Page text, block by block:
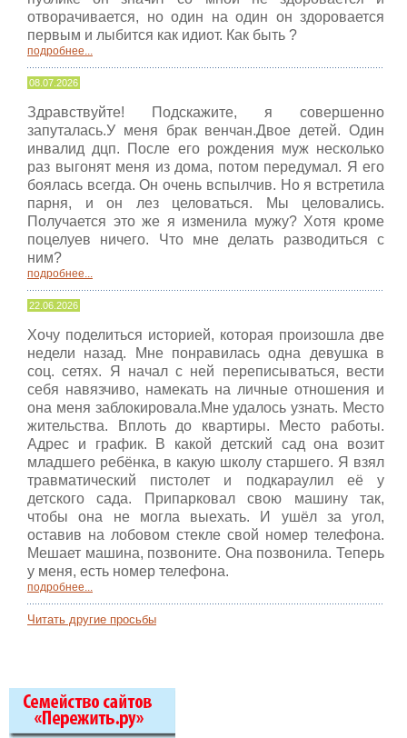
отворачивается, но один на один он здоровается
первым и лыбится как идиот. Как быть ?
подробнее...
08.07.2026
Здравствуйте! Подскажите, я совершенно
запуталась.У меня брак венчан.Двое детей. Один
инвалид дцп. После его рождения муж несколько
раз выгонят меня из дома, потом передумал. Я его
боялась всегда. Он очень вспылчив. Но я встретила
парня, и он лез целоваться. Мы целовались.
Получается это же я изменила мужу? Хотя кроме
поцелуев ничего. Что мне делать разводиться с
ним?
подробнее...
22.06.2026
Хочу поделиться историей, которая произошла две
недели назад. Мне понравилась одна девушка в
соц. сетях. Я начал с ней переписываться, вести
себя навязчиво, намекать на личные отношения и
она меня заблокировала.Мне удалось узнать. Место
жительства. Вплоть до квартиры. Место работы.
Адрес и график. В какой детский сад она возит
младшего ребёнка, в какую школу старшего. Я взял
травматический пистолет и подкараулил её у
детского сада. Припарковал свою машину так,
чтобы она не могла выехать. И ушёл за угол,
оставив на лобовом стекле свой номер телефона.
Мешает машина, позвоните. Она позвонила. Теперь
у меня, есть номер телефона.
подробнее...
Читать другие просьбы